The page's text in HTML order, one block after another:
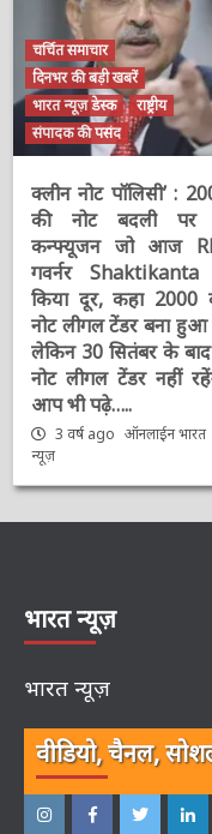
चर्चित समाचार
दिनभर की बड़ी खबरें
भारत न्यूज़ डेस्क
राष्ट्रीय
संपादक की पसंद
क्लीन नोट पॉलिसी’ :
की नोट बदली पर
कन्फ्यूजन जो आज
गवर्नर
किया दूर, कहा 2000
नोट लीगल टेंडर बना हुआ
लेकिन 30 सितंबर के
नोट लीगल टेंडर नहीं
आप भी पढ़े…..
3 वर्ष ago ऑनलाईन भारत
न्यूज़
भारत न्यूज़
भारत न्यूज़
वीडियो, चैनल,